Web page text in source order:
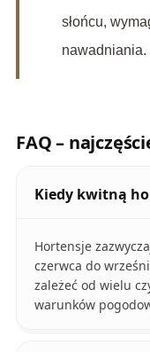
słońcu,
nawadniania.
FAQ –
Kiedy kwitną
Hortensje
czerwca do
zależeć od wielu
warunków